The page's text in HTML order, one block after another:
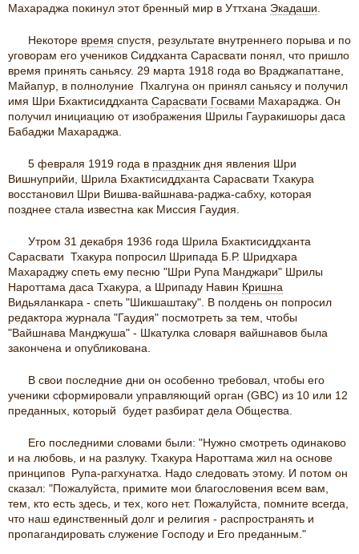
Махараджа покинул этот бренный мир в Уттхана Экадаши
Некоторе время спустя, результате внутреннего порыва и по
уговорам его учеников Сиддханта Сарасвати понял, что пришло
время принять саньясу. 29 марта 1918 года во Враджапаттане,
Майапур, в полнолуние Пхалгуна он принял саньясу и получил
имя Шри Бхактисиддханта Сарасвати Госвами Махараджа. Он
получил инициацию от изображения Шрилы Гауракишоры даса
Бабаджи Махараджа.
5 февраля 1919 года в праздник дня явления Шри
Вишнуприйи, Шрила Бхактисиддханта Сарасвати Тхакура
восстановил Шри Вишва-вайшнава-раджа-сабху, которая
позднее стала известна как Миссия Гаудия.
Утром 31 декабря 1936 года Шрила Бхактисиддханта
Сарасвати Тхакура попросил Шрипада Б.Р. Шридхара
Махараджу спеть ему песню "Шри Рупа Манджари" Шрилы
Нароттама даса Тхакура, а Шрипаду Навин Кришна
Видьяланкара - спеть "Шикшаштаку". В полдень он попросил
редактора журнала "Гаудия" посмотреть за тем, чтобы
"Вайшнава Манджуша" - Шкатулка словаря вайшнавов была
закончена и опубликована.
В свои последние дни он особенно требовал, чтобы его
ученики сформировали управляющий орган (GBC) из 10 или 12
преданных, который будет разбират дела Общества.
Его последними словами были: "Нужно смотреть одинаково
и на любовь, и на разлуку. Тхакура Нароттама жил на основе
принципов Рупа-рагхунатха. Надо следовать этому. И потом он
сказал: "Пожалуйста, примите мои благословения всем вам,
тем, кто есть здесь, и тех, кого нет. Пожалуйста, помните всегда,
что наш единственный долг и религия - распространять и
пропагандировать служение Господу и Его преданным."